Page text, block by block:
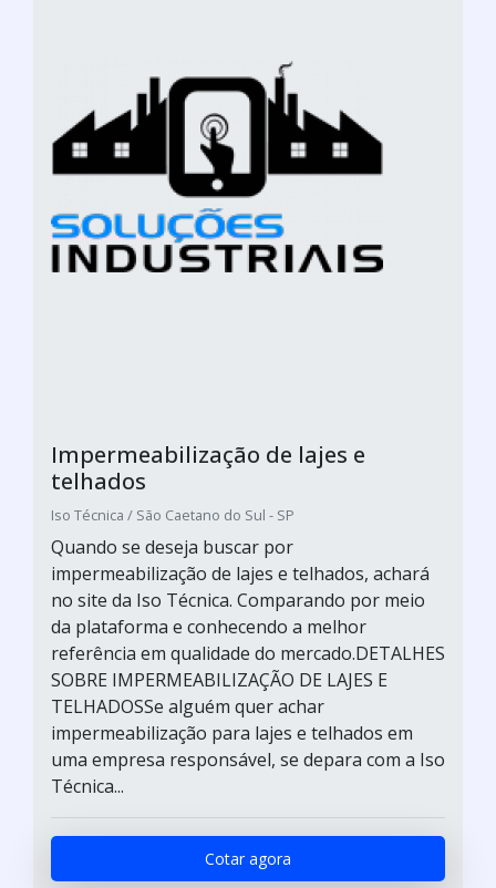
Impermeabilização de lajes e
telhados
Iso Técnica / São Caetano do Sul - SP
Quando se deseja buscar por
impermeabilização de lajes e telhados, achará
no site da Iso Técnica. Comparando por meio
da plataforma e conhecendo a melhor
referência em qualidade do mercado.DETALHES
SOBRE IMPERMEABILIZAÇÃO DE LAJES E
TELHADOSSe alguém quer achar
impermeabilização para lajes e telhados em
uma empresa responsável, se depara com a Iso
Técnica...
Cotar agora